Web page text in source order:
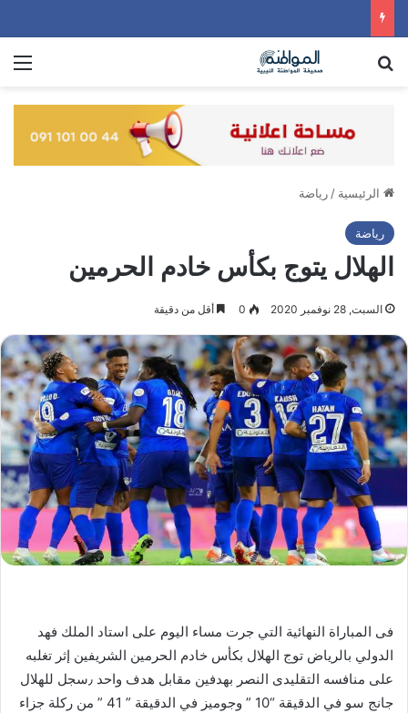
الرئيسية / رياضة
رياضة
الهلال يتوج بكأس خادم الحرمين
السبت, 28 نوفمبر 2020 0 أقل من دقيقة
فى المباراة النهائية التي جرت مساء اليوم على استاد الملك فهد
الدولي بالرياض توج الهلال بكأس خادم الحرمين الشريفين إثر تغلبه
على منافسه التقليدى النصر بهدفين مقابل هدف واحد ٫سجل للهلال
جانج سو في الدقيقة “10 ” وجوميز في الدقيقة ” 41 ” من ركلة جزاء